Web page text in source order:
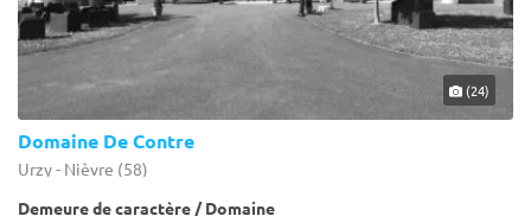
(24)
Domaine De Contre
Urzy - Nièvre (58)
Demeure de caractère / Domaine